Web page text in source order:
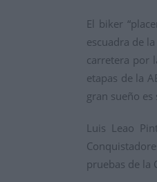
El biker
escuadra de
carretera por
etapas de la
gran sueño
Luis Leao
pruebas de la